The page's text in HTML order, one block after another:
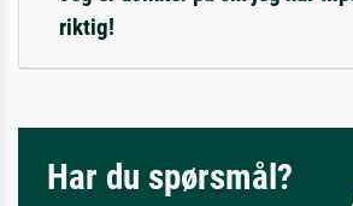
riktig!
Har du spørsmål?